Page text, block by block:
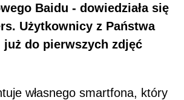
Baidu - dowiedziała się
Użytkownicy z Państwa
do pierwszych zdjęć
własnego smartfona, który